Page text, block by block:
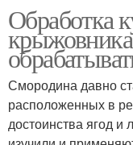
Обработка
Смородина давно
расположенных в
достоинства ягод и